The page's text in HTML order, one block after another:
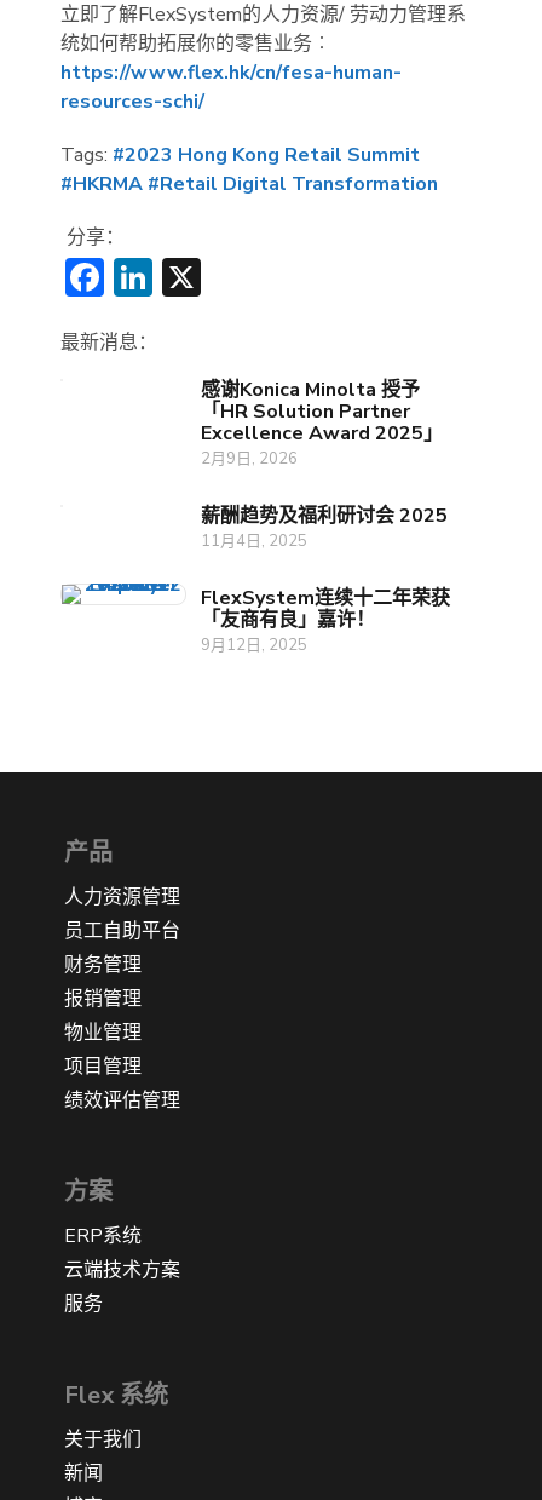
立即了解FlexSystem的人力资源/ 劳动力管理系
统如何帮助拓展你的零售业务︰
https://www.flex.hk/cn/fesa-human-
resources-schi/
Tags: #2023 Hong Kong Retail Summit
#HKRMA #Retail Digital Transformation
分享：
Facebook
LinkedIn
最新消息：
感谢Konica Minolta 授予
「HR Solution Partner
Excellence Award 2025」
2月9日, 2026
薪酬趋势及福利研讨会 2025
11月4日, 2025
FlexSystem连续十二年荣获
「友商有良」嘉许！
9月12日, 2025
产品
人力资源管理
员工自助平台
财务管理
报销管理
物业管理
项目管理
绩效评估管理
方案
ERP系统
云端技术方案
服务
Flex 系统
关于我们
新闻